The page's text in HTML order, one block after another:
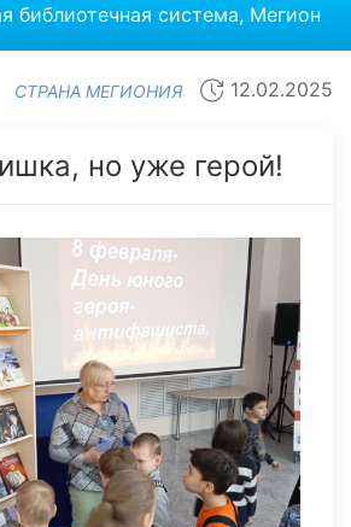
библиотечная система, Мегион
СТРАНА МЕГИОНИЯ 12.02.2025
но уже герой!